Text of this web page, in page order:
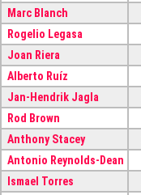
Marc Blanch
Rogelio Legasa
Joan Riera
Alberto Ruíz
Jan-Hendrik Jagla
Rod Brown
Anthony Stacey
Antonio Reynolds-Dean
Ismael Torres